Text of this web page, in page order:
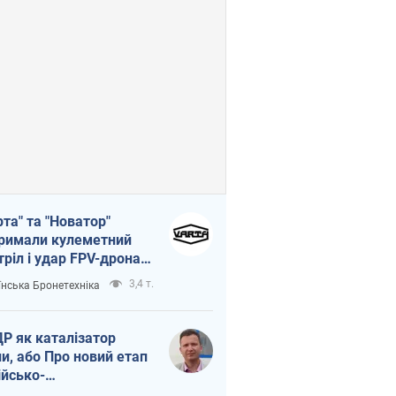
та "Новатор"
кулеметний
і удар FPV-дрона,
життя
ЗСУ
Бронетехніка 3,4 т.
як каталізатор
або Про новий етап